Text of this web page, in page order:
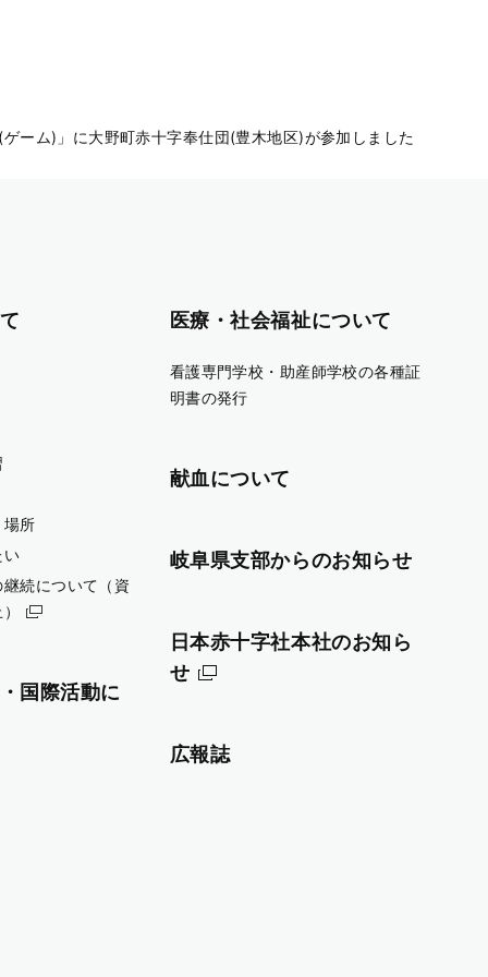
ーム)」に大野町赤十字奉仕団(豊木地区)が参加しました
場所
い
続について（資
国際活動に
医療・社会福祉について
看護専門学校・助産師学校の各種証
明書の発行
献血について
岐阜県支部からのお知らせ
日本赤十字社本社のお知ら
せ
広報誌